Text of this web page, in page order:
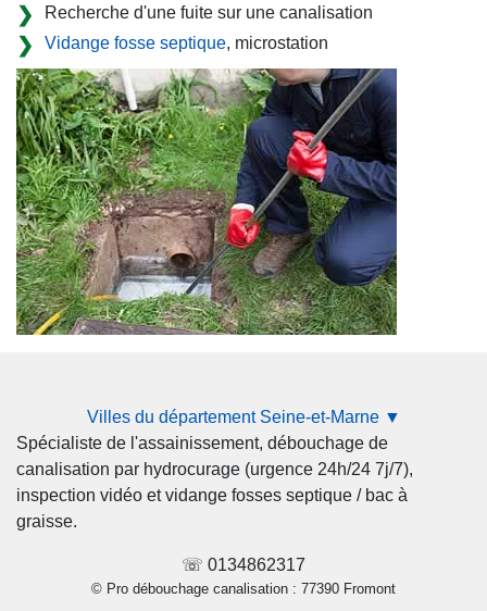
Recherche d'une fuite sur une canalisation
Vidange fosse septique, microstation
Villes du département Seine-et-Marne ▼
Spécialiste de l'assainissement, débouchage de
canalisation par hydrocurage (urgence 24h/24 7j/7),
inspection vidéo et vidange fosses septique / bac à
graisse.
☏ 0134862317
© Pro débouchage canalisation : 77390 Fromont